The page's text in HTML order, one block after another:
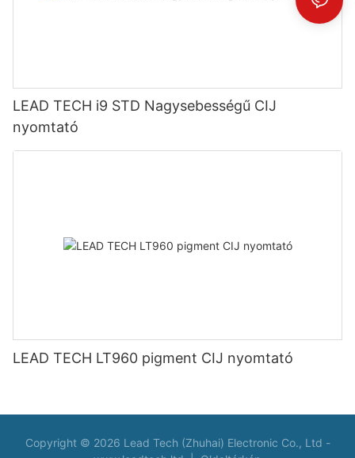
LEAD TECH i9 STD Nagysebességű CIJ
nyomtató
LEAD TECH LT960 pigment CIJ nyomtató
Copyright © 2026 Lead Tech (Zhuhai) Electronic Co., Ltd -